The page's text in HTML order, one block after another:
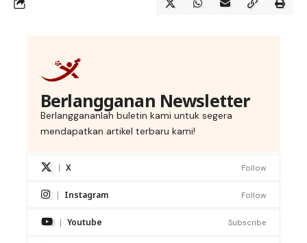
Berlangganan Newsletter
Berlanggananlah buletin kami untuk segera
mendapatkan artikel terbaru kami!
X Follow
Instagram Follow
Youtube Subscribe